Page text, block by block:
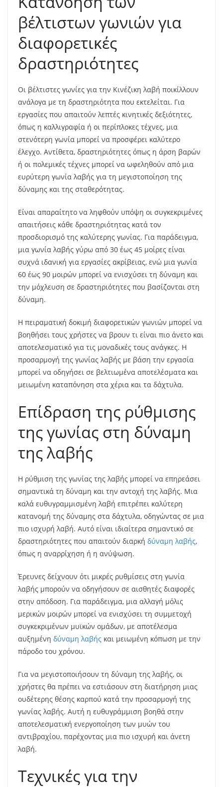
βέλτιστων γωνιών για
διαφορετικές
δραστηριότητες
Οι βέλτιστες γωνίες για την Κινέζικη λαβή ποικίλλουν
ανάλογα με τη δραστηριότητα που εκτελείται. Για
εργασίες που απαιτούν λεπτές κινητικές δεξιότητες,
όπως η καλλιγραφία ή οι περίπλοκες τέχνες, μια
στενότερη γωνία μπορεί να προσφέρει καλύτερο
έλεγχο. Αντίθετα, δραστηριότητες όπως η άρση βαρών
ή οι πολεμικές τέχνες μπορεί να ωφεληθούν από μια
ευρύτερη γωνία λαβής για τη μεγιστοποίηση της
δύναμης και της σταθερότητας.
Είναι απαραίτητο να ληφθούν υπόψη οι συγκεκριμένες
απαιτήσεις κάθε δραστηριότητας κατά τον
προσδιορισμό της καλύτερης γωνίας. Για παράδειγμα,
μια γωνία λαβής γύρω από 30 έως 45 μοίρες είναι
συχνά ιδανική για εργασίες ακρίβειας, ενώ μια γωνία
60 έως 90 μοιρών μπορεί να ενισχύσει τη δύναμη και
την μόχλευση σε δραστηριότητες που βασίζονται στη
δύναμη.
Η πειραματική δοκιμή διαφορετικών γωνιών μπορεί να
βοηθήσει τους χρήστες να βρουν τι είναι πιο άνετο και
αποτελεσματικό για τις μοναδικές τους ανάγκες. Η
προσαρμογή της γωνίας λαβής με βάση την εργασία
μπορεί να οδηγήσει σε βελτιωμένα αποτελέσματα και
μειωμένη καταπόνηση στα χέρια και τα δάχτυλα.
Επίδραση της ρύθμισης
της γωνίας στη δύναμη
της λαβής
Η ρύθμιση της γωνίας της λαβής μπορεί να επηρεάσει
σημαντικά τη δύναμη και την αντοχή της λαβής. Μια
καλά ευθυγραμμισμένη λαβή επιτρέπει καλύτερη
κατανομή της δύναμης στα δάχτυλα, οδηγώντας σε μια
πιο ισχυρή λαβή. Αυτό είναι ιδιαίτερα σημαντικό σε
δραστηριότητες που απαιτούν διαρκή δύναμη λαβής,
όπως η αναρρίχηση ή η ανύψωση.
Έρευνες δείχνουν ότι μικρές ρυθμίσεις στη γωνία
λαβής μπορούν να οδηγήσουν σε αισθητές διαφορές
στην απόδοση. Για παράδειγμα, μια αλλαγή μόλις
μερικών μοιρών μπορεί να ενισχύσει τη συμμετοχή
συγκεκριμένων μυϊκών ομάδων, με αποτέλεσμα
αυξημένη δύναμη λαβής και μειωμένη κόπωση με την
πάροδο του χρόνου.
Για να μεγιστοποιήσουν τη δύναμη της λαβής, οι
χρήστες θα πρέπει να εστιάσουν στη διατήρηση μιας
ουδέτερης θέσης καρπού κατά την προσαρμογή της
γωνίας λαβής. Αυτή η ευθυγράμμιση βοηθά στην
αποτελεσματική ενεργοποίηση των μυών του
αντιβραχίου, παρέχοντας μια πιο ισχυρή και άνετη
λαβή.
Τεχνικές για την